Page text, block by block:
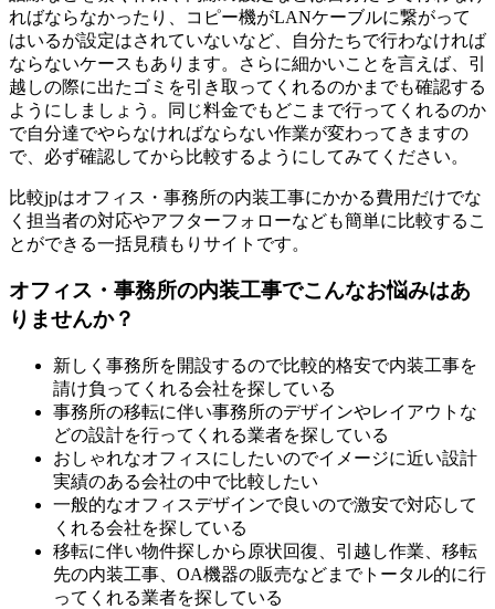
ればならなかったり、コピー機がLANケーブルに繋がって
はいるが設定はされていないなど、自分たちで行わなければ
ならないケースもあります。さらに細かいことを言えば、引
越しの際に出たゴミを引き取ってくれるのかまでも確認する
ようにしましょう。同じ料金でもどこまで行ってくれるのか
で自分達でやらなければならない作業が変わってきますの
で、必ず確認してから比較するようにしてみてください。
比較jpはオフィス・事務所の内装工事にかかる費用だけでな
く担当者の対応やアフターフォローなども簡単に比較するこ
とができる一括見積もりサイトです。
オフィス・事務所の内装工事でこんなお悩みはあ
りませんか？
新しく事務所を開設するので比較的格安で内装工事を
請け負ってくれる会社を探している
事務所の移転に伴い事務所のデザインやレイアウトな
どの設計を行ってくれる業者を探している
おしゃれなオフィスにしたいのでイメージに近い設計
実績のある会社の中で比較したい
一般的なオフィスデザインで良いので激安で対応して
くれる会社を探している
移転に伴い物件探しから原状回復、引越し作業、移転
先の内装工事、OA機器の販売などまでトータル的に行
ってくれる業者を探している